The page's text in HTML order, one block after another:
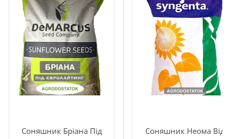
Соняшник Бріана Під
Соняшник Неома Від